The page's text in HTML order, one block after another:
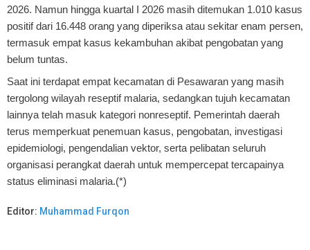
2026. Namun hingga kuartal I 2026 masih ditemukan 1.010 kasus
positif dari 16.448 orang yang diperiksa atau sekitar enam persen,
termasuk empat kasus kekambuhan akibat pengobatan yang
belum tuntas.
Saat ini terdapat empat kecamatan di Pesawaran yang masih
tergolong wilayah reseptif malaria, sedangkan tujuh kecamatan
lainnya telah masuk kategori nonreseptif. Pemerintah daerah
terus memperkuat penemuan kasus, pengobatan, investigasi
epidemiologi, pengendalian vektor, serta pelibatan seluruh
organisasi perangkat daerah untuk mempercepat tercapainya
status eliminasi malaria.(*)
Editor: Muhammad Furqon